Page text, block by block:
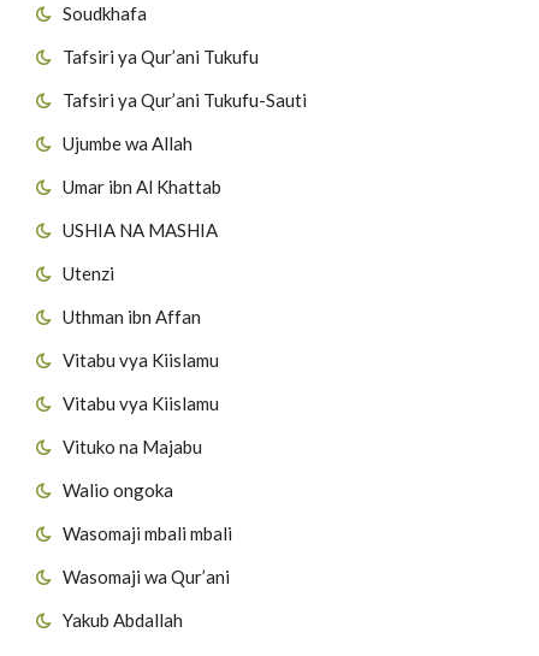
Soudkhafa
Tafsiri ya Qur’ani Tukufu
Tafsiri ya Qur’ani Tukufu-Sauti
Ujumbe wa Allah
Umar ibn Al Khattab
USHIA NA MASHIA
Utenzi
Uthman ibn Affan
Vitabu vya Kiislamu
Vitabu vya Kiislamu
Vituko na Majabu
Walio ongoka
Wasomaji mbali mbali
Wasomaji wa Qur’ani
Yakub Abdallah